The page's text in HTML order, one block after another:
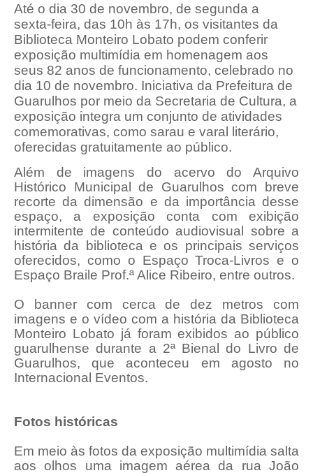
Até o dia 30 de novembro, de segunda a
sexta-feira, das 10h às 17h, os visitantes da
Biblioteca Monteiro Lobato podem conferir
exposição multimídia em homenagem aos
seus 82 anos de funcionamento, celebrado no
dia 10 de novembro. Iniciativa da Prefeitura de
Guarulhos por meio da Secretaria de Cultura, a
exposição integra um conjunto de atividades
comemorativas, como sarau e varal literário,
oferecidas gratuitamente ao público.
Além de imagens do acervo do Arquivo
Histórico Municipal de Guarulhos com breve
recorte da dimensão e da importância desse
espaço, a exposição conta com exibição
intermitente de conteúdo audiovisual sobre a
história da biblioteca e os principais serviços
oferecidos, como o Espaço Troca-Livros e o
Espaço Braile Prof.ª Alice Ribeiro, entre outros.
O banner com cerca de dez metros com
imagens e o vídeo com a história da Biblioteca
Monteiro Lobato já foram exibidos ao público
guarulhense durante a 2ª Bienal do Livro de
Guarulhos, que aconteceu em agosto no
Internacional Eventos.
Fotos históricas
Em meio às fotos da exposição multimídia salta
aos olhos uma imagem aérea da rua João